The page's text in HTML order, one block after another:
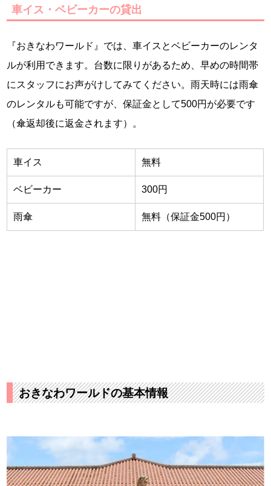
車イス・ベビーカーの貸出
『おきなわワールド』では、車イスとベビーカーのレンタ
ルが利用できます。台数に限りがあるため、早めの時間帯
にスタッフにお声がけしてみてください。雨天時には雨傘
のレンタルも可能ですが、保証金として500円が必要です
（傘返却後に返金されます）。
車イス 無料
ベビーカー 300円
雨傘 無料（保証金500円）
おきなわワールドの基本情報